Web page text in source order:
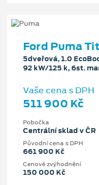
Ford Puma
5dveřová, 1.0
92 kW/125 k, 6st.
Vaše cena s DPH
511 900 Kč
Pobočka
Centrální sklad v ČR
Původní cena s DPH
661 900 Kč
Cenové zvýhodnění
150 000 Kč